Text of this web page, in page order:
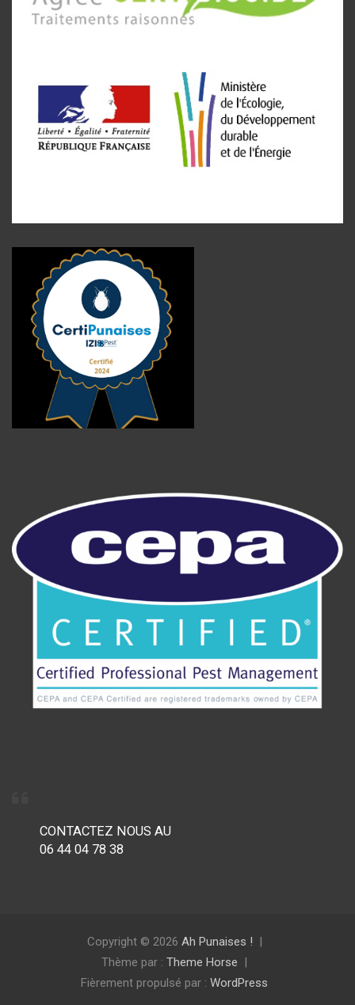
CONTACTEZ NOUS AU
06 44 04 78 38
Copyright © 2026 Ah Punaises !
Thème par : Theme Horse
Fièrement propulsé par : WordPress